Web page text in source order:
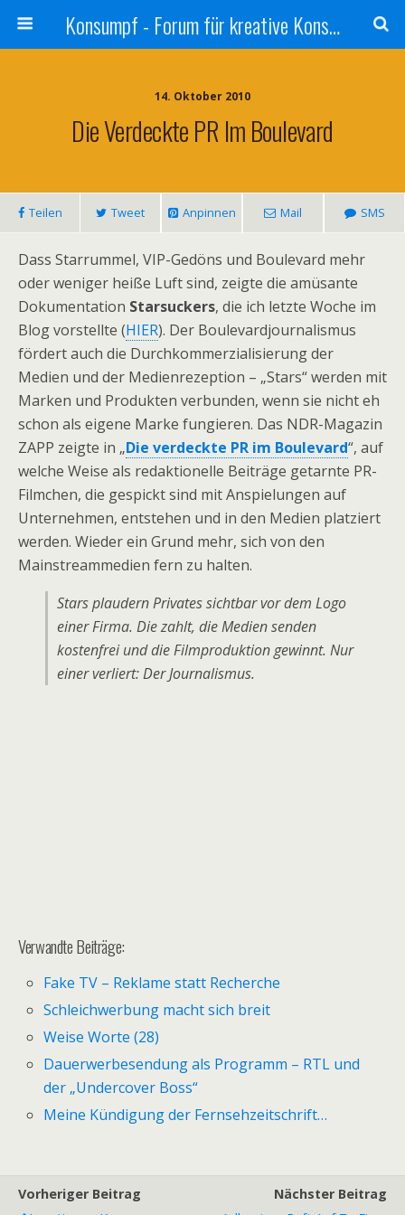
Konsumpf - Forum für kreative Konsumkritik - Culture Jamming, Nachhaltigkeit, Konzernkritik, Adbusting
14. Oktober 2010
Die Verdeckte PR Im Boulevard
Teilen Tweet Anpinnen Mail SMS
Dass Starrummel, VIP-Gedöns und Boulevard mehr
oder weniger heiße Luft sind, zeigte die amüsante
Dokumentation Starsuckers, die ich letzte Woche im
Blog vorstellte (HIER). Der Boulevardjournalismus
fördert auch die Durchkommerzialisierung der
Medien und der Medienrezeption – „Stars“ werden mit
Marken und Produkten verbunden, wenn sie nicht eh
schon als eigene Marke fungieren. Das NDR-Magazin
ZAPP zeigte in „Die verdeckte PR im Boulevard“, auf
welche Weise als redaktionelle Beiträge getarnte PR-
Filmchen, die gespickt sind mit Anspielungen auf
Unternehmen, entstehen und in den Medien platziert
werden. Wieder ein Grund mehr, sich von den
Mainstreammedien fern zu halten.
Stars plaudern Privates sichtbar vor dem Logo
einer Firma. Die zahlt, die Medien senden
kostenfrei und die Filmproduktion gewinnt. Nur
einer verliert: Der Journalismus.
Verwandte Beiträge:
Fake TV – Reklame statt Recherche
Schleichwerbung macht sich breit
Weise Worte (28)
Dauerwerbesendung als Programm – RTL und
der „Undercover Boss“
Meine Kündigung der Fernsehzeitschrift…
Vorheriger Beitrag
Nächster Beitrag